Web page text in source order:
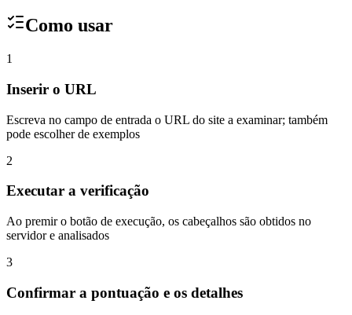
Como usar
1
Inserir o URL
Escreva no campo de entrada o URL do site a examinar; também
pode escolher de exemplos
2
Executar a verificação
Ao premir o botão de execução, os cabeçalhos são obtidos no
servidor e analisados
3
Confirmar a pontuação e os detalhes